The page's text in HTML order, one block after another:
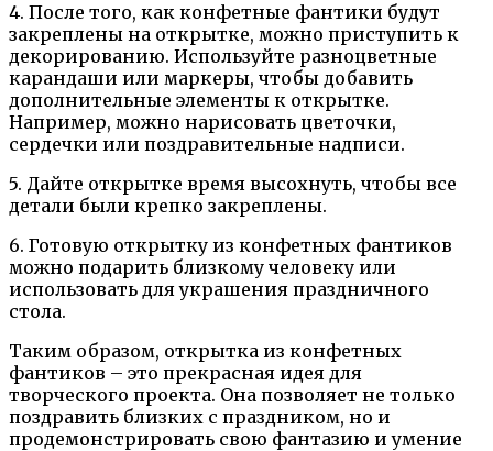
4. После того, как конфетные фантики будут
закреплены на открытке, можно приступить к
декорированию. Используйте разноцветные
карандаши или маркеры, чтобы добавить
дополнительные элементы к открытке.
Например, можно нарисовать цветочки,
сердечки или поздравительные надписи.
5. Дайте открытке время высохнуть, чтобы все
детали были крепко закреплены.
6. Готовую открытку из конфетных фантиков
можно подарить близкому человеку или
использовать для украшения праздничного
стола.
Таким образом, открытка из конфетных
фантиков – это прекрасная идея для
творческого проекта. Она позволяет не только
поздравить близких с праздником, но и
продемонстрировать свою фантазию и умение